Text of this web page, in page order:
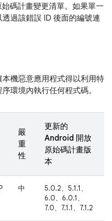
碼計畫變更清單。如果單一
過該錯誤 ID 後面的編號連
機惡意應用程式得以利用特
環境內執行任何程式碼。
嚴
重
性
更新的
Android 開放
原始碼計畫版
本
中
5.0.2、5.1.1、
6.0、6.0.1、
7.0、7.1.1、7.1.2